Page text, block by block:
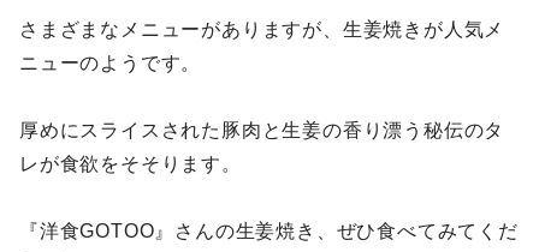
さまざまなメニューがありますが、生姜焼きが人気メ
ニューのようです。
厚めにスライスされた豚肉と生姜の香り漂う秘伝のタ
レが食欲をそそります。
『洋食GOTOO』さんの生姜焼き、ぜひ食べてみてくだ